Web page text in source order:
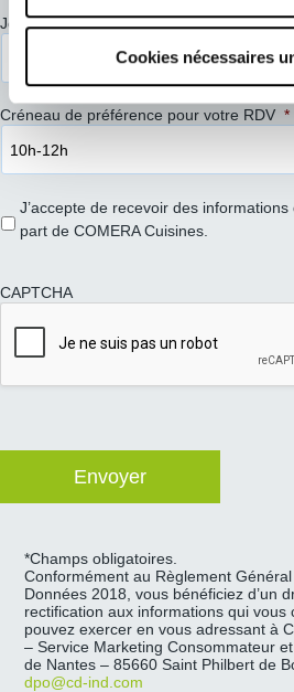
Cookies nécessaires
Jour de préférence pour votre RDV *
Créneau de préférence pour votre RDV *
J’accepte de recevoir des
part de COMERA Cuisines.
CAPTCHA
*Champs obligatoires.
Conformément au Règlement
Données 2018, vous bénéficiez d’un
rectification aux informations qui vous
pouvez exercer en vous adressant à
– Service Marketing Consommateur
de Nantes – 85660 Saint Philbert de
dpo@cd-ind.com